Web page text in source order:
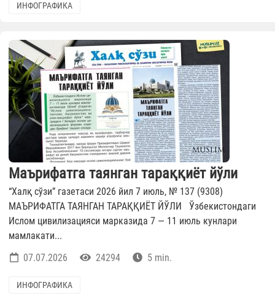
ИНФОГРАФИКА
Маърифатга таянган тараққиёт йўли
“Халқ сўзи” газетаси 2026 йил 7 июль, № 137 (9308)
МАЪРИФАТГА ТАЯНГАН ТАРАҚҚИЁТ ЙЎЛИ Ўзбекистондаги
Ислом цивилизацияси марказида 7 — 11 июль кунлари
мамлакати...
07.07.2026
24294 5 min.
ИНФОГРАФИКА